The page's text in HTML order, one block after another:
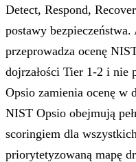
Detect, Respond,
postawy
przeprowadza ocenę
dojrzałości Tier 1-2 i nie
Opsio zamienia ocenę w
NIST Opsio obejmują
scoringiem dla
priorytetyzowaną mapę